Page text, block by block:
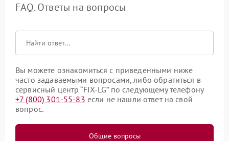
FAQ. Ответы на вопросы
Вы можете ознакомиться с приведенными ниже
часто задаваемыми вопросами, либо обратиться в
сервисный центр “FIX-LG” по следующему телефону
+7 (800) 301-55-83 если не нашли ответ на свой
вопрос.
Общие вопросы